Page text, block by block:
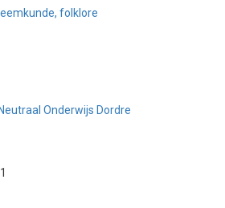
folklore
Onderwijs Dordre